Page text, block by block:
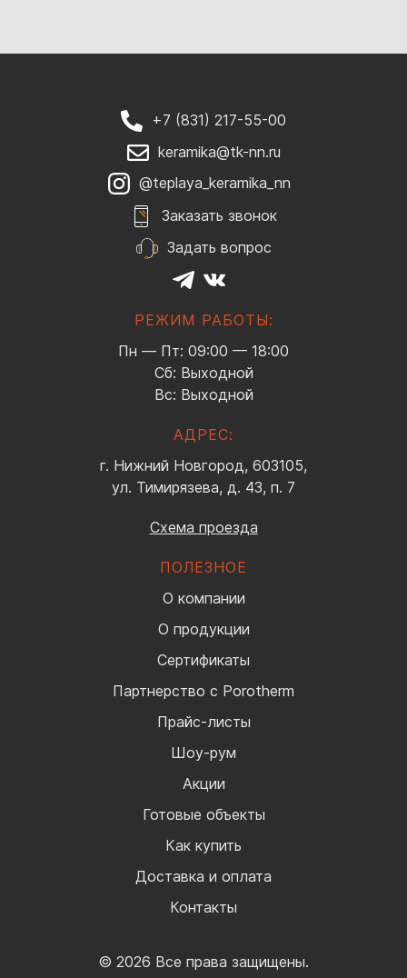
+7 (831) 217-55-00
keramika@tk-nn.ru
@teplaya_keramika_nn
Заказать звонок
Задать вопрос
РЕЖИМ РАБОТЫ:
Пн — Пт: 09:00 — 18:00
Сб: Выходной
Вс: Выходной
АДРЕС:
г. Нижний Новгород, 603105,
ул. Тимирязева, д. 43, п. 7
Схема проезда
ПОЛЕЗНОЕ
О компании
О продукции
Сертификаты
Партнерство с Porotherm
Прайс-листы
Шоу-рум
Акции
Готовые объекты
Как купить
Доставка и оплата
Контакты
© 2026 Все права защищены.